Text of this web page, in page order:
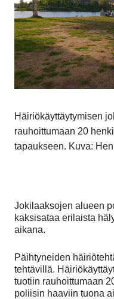
Häiriökäyttäytymisen
rauhoittumaan 20
tapaukseen. Kuva:
Jokilaaksojen alueen
kaksisataa erilaista
aikana.
Päihtyneiden
tehtävillä.
tuotiin rauhoittumaan
poliisin haaviin tuona